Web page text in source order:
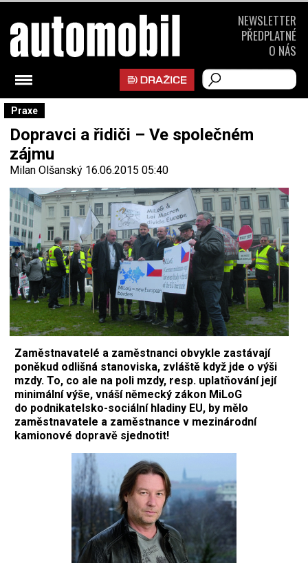
Praxe
Dopravci a řidiči – Ve společném
zájmu
Milan Olšanský 16.06.2015 05:40
Zaměstnavatelé a zaměstnanci obvykle zastávají
poněkud odlišná stanoviska, zvláště když jde o výši
mzdy. To, co ale na poli mzdy, resp. uplatňování její
minimální výše, vnáší německý zákon MiLoG
do podnikatelsko-sociální hladiny EU, by mělo
zaměstnavatele a zaměstnance v mezinárodní
kamionové dopravě sjednotit!
NEWSLETTER
PŘEDPLATNÉ
O NÁS